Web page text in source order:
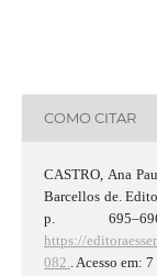
COMO CITAR
CASTRO, Ana
Barcellos de.
p.
https://
082.
. Acesso em: